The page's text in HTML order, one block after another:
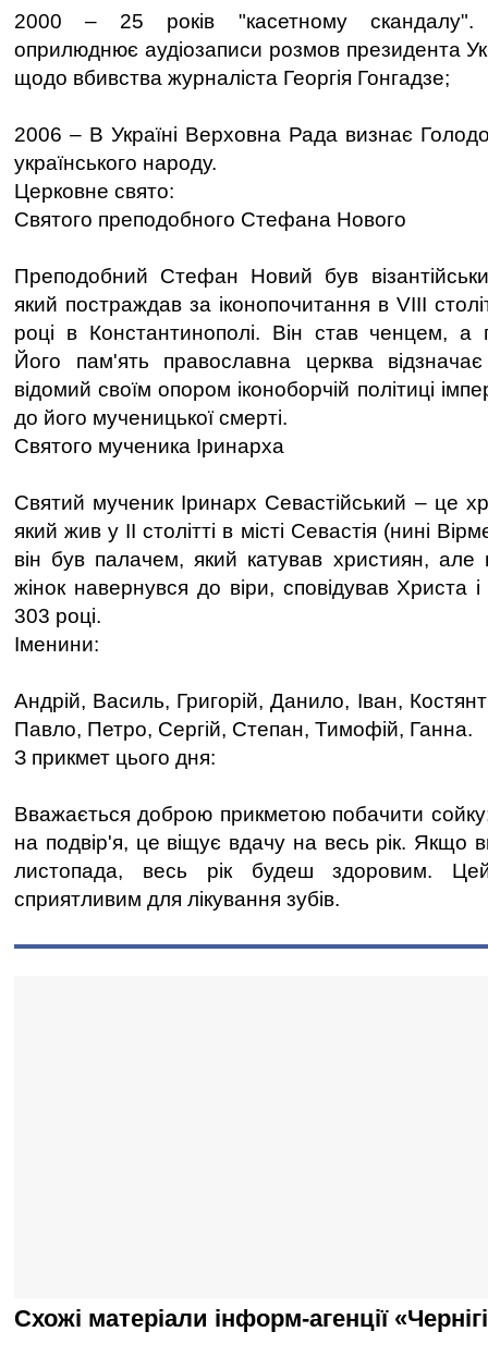
2000 – 25 років "касетному
оприлюднює аудіозаписи розмов президента
щодо вбивства журналіста Георгія Гонгадзе;
2006 – В Україні Верховна Рада визнає
українського народу.
Церковне свято:
Святого преподобного Стефана Нового
Преподобний Стефан Новий був
який постраждав за іконопочитання в VIII
році в Константинополі. Він став ченцем, а
Його пам'ять православна церква
відомий своїм опором іконоборчій політиці
до його мученицької смерті.
Святого мученика Іринарха
Святий мученик Іринарх Севастійський – це
який жив у II столітті в місті Севастія (нині
він був палачем, який катував християн, але
жінок навернувся до віри, сповідував Христа
303 році.
Іменини:
Андрій, Василь, Григорій, Данило, Іван,
Павло, Петро, Сергій, Степан, Тимофій, Ганна.
З прикмет цього дня:
Вважається доброю прикметою побачити
на подвір'я, це віщує вдачу на весь рік. Якщо
листопада, весь рік будеш здоровим.
сприятливим для лікування зубів.
Схожі матеріали інформ-агенції